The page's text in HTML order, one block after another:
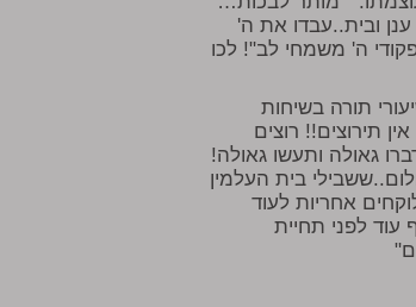
ובית..עבדו את ה'
ה' משמחי לב"! לכו
תורה בשיחות
תירוצים!! רוצים
גאולה ותעשו גאולה!
בית העלמין
אחריות לעוד
עוד לפני תחיית